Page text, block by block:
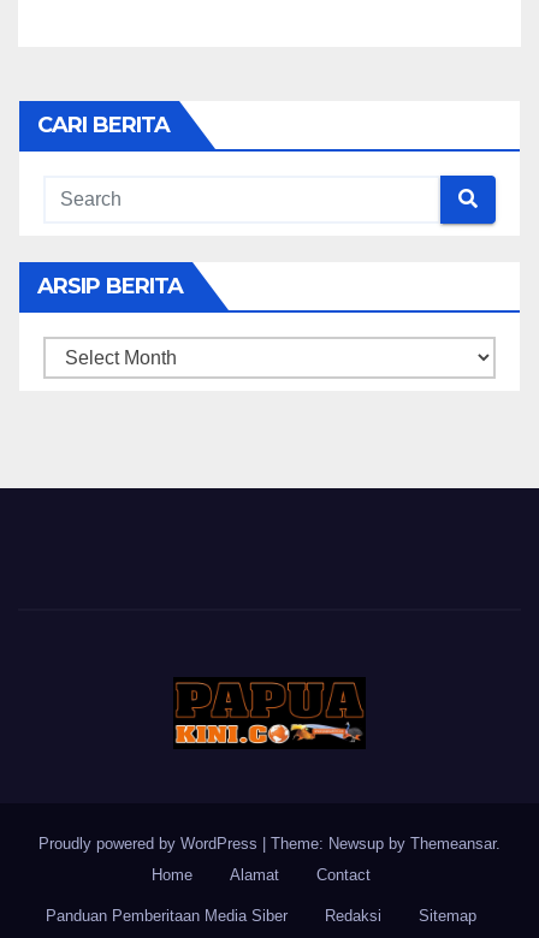
CARI BERITA
ARSIP BERITA
ARSIP
Proudly powered by WordPress Theme: Newsup by Themeansar.
Home
Alamat Contact
Panduan Pemberitaan Media Siber Redaksi Sitemap